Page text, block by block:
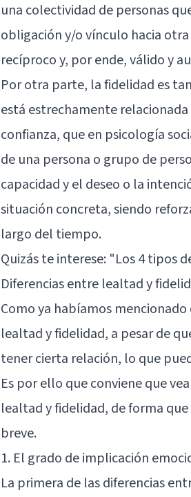
una colectividad de personas
obligación y/o vínculo hacia
recíproco y, por ende, válido y
Por otra parte, la fidelidad es
está estrechamente
confianza, que en psicología
de una persona o grupo de
capacidad y el deseo o la
situación concreta, siendo
largo del tiempo.
Quizás te interese: "Los 4 tipos
Diferencias entre lealtad y
Como ya habíamos
lealtad y fidelidad, a pesar de
tener cierta relación, lo que
Es por ello que conviene que
lealtad y fidelidad, de forma
breve.
1. El grado de implicación
La primera de las diferencias